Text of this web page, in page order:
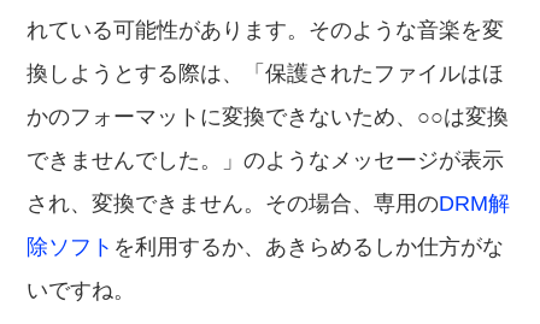
れている可能性があります。そのような音楽を変
換しようとする際は、「保護されたファイルはほ
かのフォーマットに変換できないため、○○は変換
できませんでした。」のようなメッセージが表示
され、変換できません。その場合、専用のDRM解
除ソフト を利用するか、あきらめるしか仕方がな
いですね。